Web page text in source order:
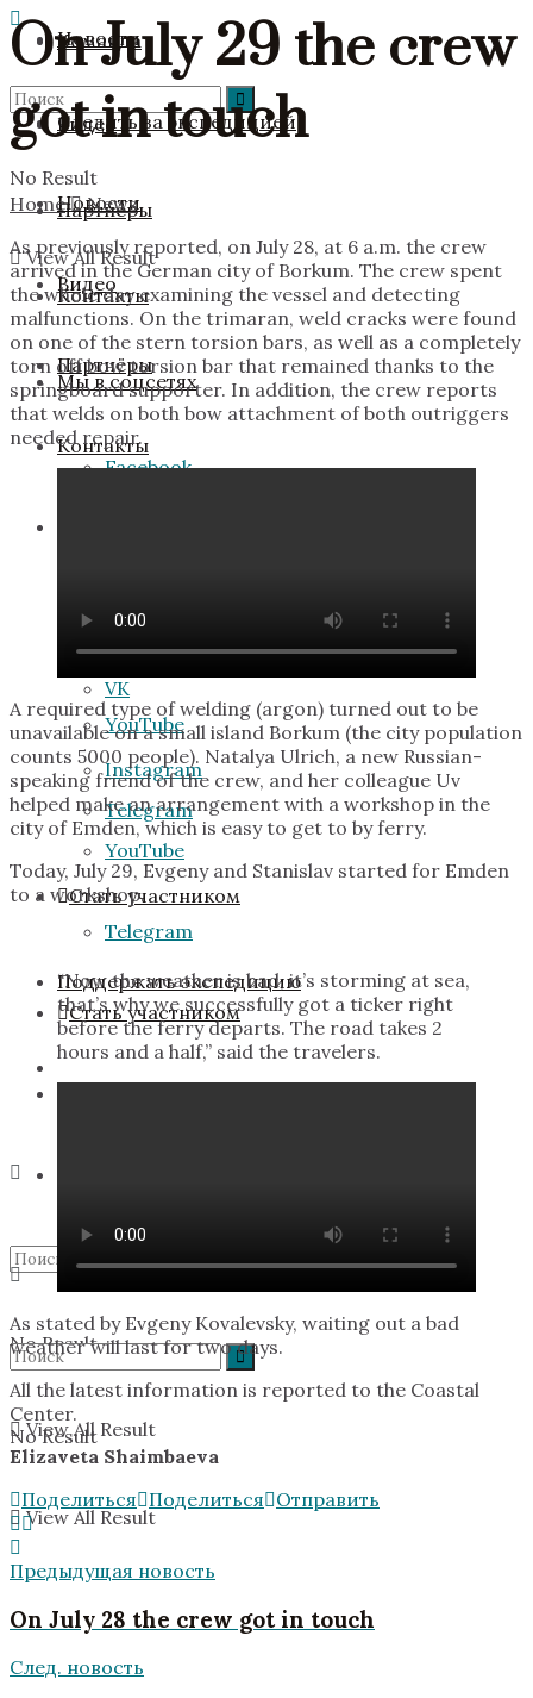
Новости
Видео
Партнёры
Контакты
Мы в соцсетях
Facebook
YouTube
Telegram
Стать участником
Поддержать экспедицию
No Result
View All Result
Команда
Следить за экспедицией
Новости
Видео
Партнёры
Контакты
Facebook
VK
Instagram
YouTube
Telegram
Стать участником
No Result
View All Result
No Result
View All Result
On July 29 the crew
got in touch
Home
News
As previously reported, on July 28, at 6 a.m. the crew
arrived in the German city of Borkum. The crew spent
the whole day examining the vessel and detecting
malfunctions. On the trimaran, weld cracks were found
on one of the stern torsion bars, as well as a completely
torn off bow torsion bar that remained thanks to the
springboard supporter. In addition, the crew reports
that welds on both bow attachment of both outriggers
needed repair.
A required type of welding (argon) turned out to be
unavailable on a small island Borkum (the city population
counts 5000 people). Natalya Ulrich, a new Russian-
speaking friend of the crew, and her colleague Uv
helped make an arrangement with a workshop in the
city of Emden, which is easy to get to by ferry.
Today, July 29, Evgeny and Stanislav started for Emden
to a workshop.
“Now the weather is bad, it’s storming at sea,
that’s why we successfully got a ticker right
before the ferry departs. The road takes 2
hours and a half,” said the travelers.
As stated by Evgeny Kovalevsky, waiting out a bad
weather will last for two days.
All the latest information is reported to the Coastal
Center.
Elizaveta Shaimbaeva
Поделиться Поделиться Отправить
Предыдущая новость
On July 28 the crew got in touch
След. новость